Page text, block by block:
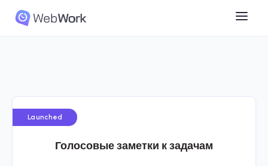
Launched
Голосовые заметки к задачам